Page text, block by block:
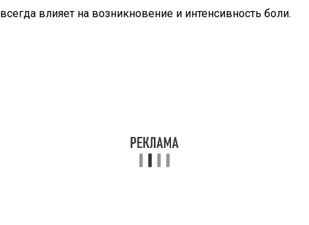
всегда влияет на возникновение и интенсивность боли.